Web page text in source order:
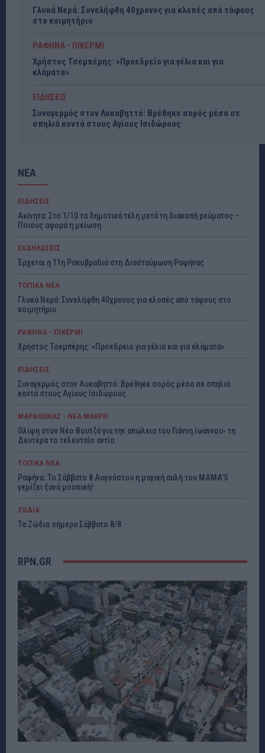
Γλυκά Νερά: Συνελήφθη 40χρονος για κλοπές από τάφους
στο κοιμητήριο
ΡΑΦΗΝΑ - ΠΙΚΕΡΜΙ
Χρήστος Τσεμπέρης: «Προεδρείο για γέλια και για
κλάματα»
ΕΙΔΗΣΕΙΣ
Συναγερμός στον Λυκαβηττό: Βρέθηκε σορός μέσα σε
σπηλιά κοντά στους Αγίους Ισιδώρους
ΝΕΑ
ΕΙΔΗΣΕΙΣ
Ακίνητα: Στο 1/10 τα δημοτικά τέλη μετά τη διακοπή ρεύματος –
Ποιους αφορά η μείωση
ΕΚΔΗΛΩΣΕΙΣ
Έρχεται η 11η Ρακοβραδιά στη Διασταύρωση Ραφήνας
ΤΟΠΙΚΑ ΝΕΑ
Γλυκά Νερά: Συνελήφθη 40χρονος για κλοπές από τάφους στο
κοιμητήριο
ΡΑΦΗΝΑ - ΠΙΚΕΡΜΙ
Χρήστος Τσεμπέρης: «Προεδρείο για γέλια και για κλάματα»
ΕΙΔΗΣΕΙΣ
Συναγερμός στον Λυκαβηττό: Βρέθηκε σορός μέσα σε σπηλιά
κοντά στους Αγίους Ισιδώρους
ΜΑΡΑΘΩΝΑΣ - ΝΕΑ ΜΑΚΡΗ
Θλίψη στον Νέο Βουτζά για την απώλεια του Γιάννη Ιωάννου- τη
Δευτέρα το τελευταίο αντίο
ΤΟΠΙΚΑ ΝΕΑ
Ραφήνα: Το Σάββατο 8 Αυγούστου η μαγική αυλή του MAMA’S
γεμίζει ξανά μουσική!
ΖΩΔΙΑ
Τα Ζώδια σήμερα Σάββατο 8/8
RPN.GR